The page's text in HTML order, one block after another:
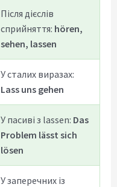
Після дієслів
сприйняття: hören,
sehen, lassen
У сталих виразах:
Lass uns gehen
У пасиві з lassen: Das
Problem lässt sich
lösen
У заперечних із